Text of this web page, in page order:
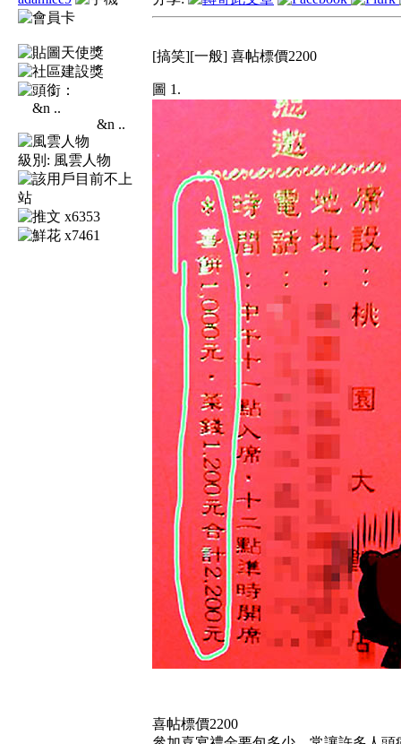
&n ..
級別: 風雲人物
x6353
x7461
[搞笑][一般] 喜帖標價2200
圖 1.
喜帖標價2200